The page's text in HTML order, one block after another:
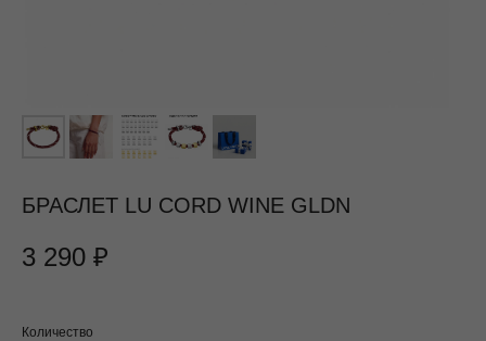
БРАСЛЕТ LU CORD WINE GLDN
3 290 ₽
Количество